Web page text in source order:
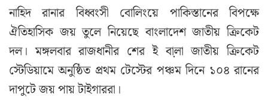
নাহিদ রানার বিধ্বংসী বোলিংয়ে পাকিস্তানের বিপক্ষে
ঐতিহাসিক জয় তুলে নিয়েছে বাংলাদেশ জাতীয় ক্রিকেট
দল। মঙ্গলবার রাজধানীর শের ই বা়লা জাতীয় ক্রিকেট
স্টেডিয়ামে অনুষ্ঠিত প্রথম টেস্টের পঞ্চম দিনে ১০৪ রানের
দাপুটে জয় পায় টাইগাররা।